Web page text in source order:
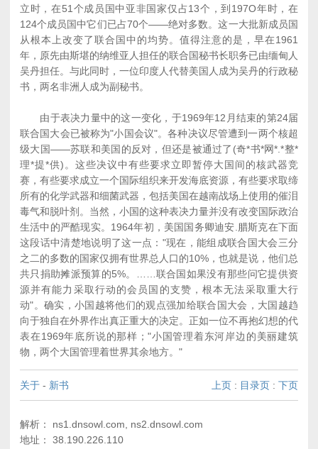
立时，在51个成员国中亚非国家仅占13个，到197O年时，在
124个成员国中它们已占70个――绝对多数。这一大批新成员国
从根本上改变了联合国中的均势。值得注意的是，早在1961
年，原先由斯堪的纳维亚人担任的联合国秘书长职务已由缅甸人
吴丹担任。与此同时，一位印度人代替美国人成为吴丹的行政秘
书，两名非洲人成为副秘书。
由于表决力量中的这一变化，于1969年12月结束的第24届
联合国大会已被称为"小国会议"。各种决议尽管遭到一两个核超
级大国――苏联和美国的反对，但还是被通过了(奇*书*网*.*整*
理*提*供)。这些决议中有些要求立即暂停大国间的核武器竞
赛，有些要求成立一个国际组织来开发海底资源，有些要求取缔
所有的化学武器和细菌武器，包括美国在越南战场上使用的催泪
毒气和脱叶剂。当然，小国的这种表决力量并没有改变国际政治
生活中的严酷现实。1964年初，美国国务卿迪安.腊斯克在下面
这段话中清楚地说明了这一点："现在，能组成联合国大会三分
之二的多数的国家仅拥有世界总人口的10%，也就是说，他们总
共只捐助摊派预算的5%。……联合国如果没有那些问它提供资
源并有能力采取行动的会员国的支赞，根本无法采取重大行
动"。确实，小国越将他们的观点强加给联合国大会，大国越趋
向于独自在外界作出真正重大的决定。正如一位不再抱幻想的代
表在1969年底所说的那样；"小国管理着东河岸边的美丽建筑
物，两个大国管理着世界其余地方。"
关于 - 新书 上页 : 目录页 : 下页
解析： ns1.dnsowl.com, ns2.dnsowl.com
地址： 38.190.226.110